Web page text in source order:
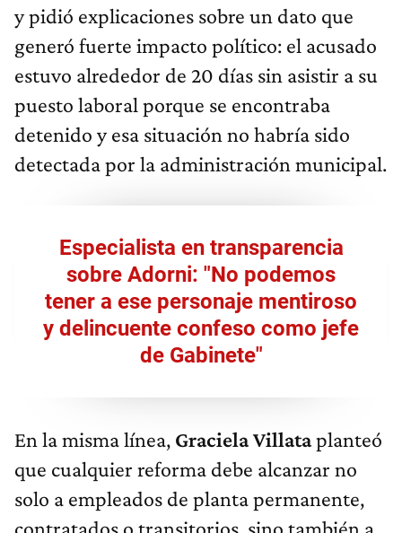
y pidió explicaciones sobre un dato que
generó fuerte impacto político: el acusado
estuvo alrededor de 20 días sin asistir a su
puesto laboral porque se encontraba
detenido y esa situación no habría sido
detectada por la administración municipal.
Especialista en transparencia
sobre Adorni: "No podemos
tener a ese personaje mentiroso
y delincuente confeso como jefe
de Gabinete"
En la misma línea, Graciela Villataplanteó
que cualquier reforma debe alcanzar no
solo a empleados de planta permanente,